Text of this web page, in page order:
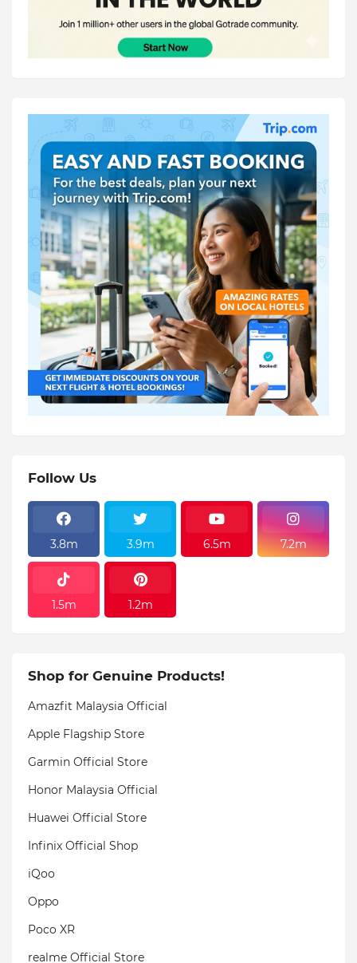
Follow Us
3.8m 3.9m 6.5m 7.2m
1.5m 1.2m
Shop for Genuine Products!
Amazfit Malaysia Official
Apple Flagship Store
Garmin Official Store
Honor Malaysia Official
Huawei Official Store
Infinix Official Shop
iQoo
Oppo
Poco XR
realme Official Store